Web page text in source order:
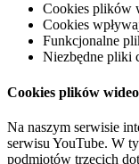
Cookies plików
Cookies
Funkcjonalne
Niezbędne pliki
Cookies plików wideo
Na naszym serwisie
serwisu YouTube. W
podmiotów trzecich